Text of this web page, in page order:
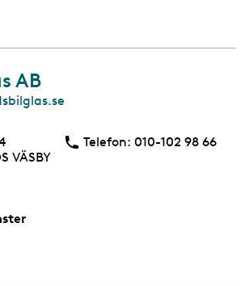
AB
VÄSBY
Telefon: Telefon
010-102 98 66